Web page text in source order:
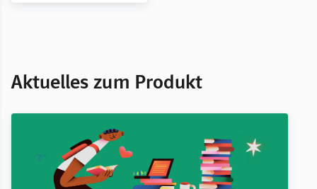
Aktuelles zum Produkt